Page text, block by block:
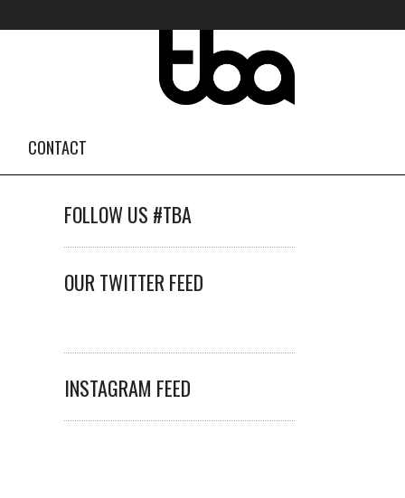
CONTACT
FOLLOW US #TBA
OUR TWITTER FEED
INSTAGRAM FEED